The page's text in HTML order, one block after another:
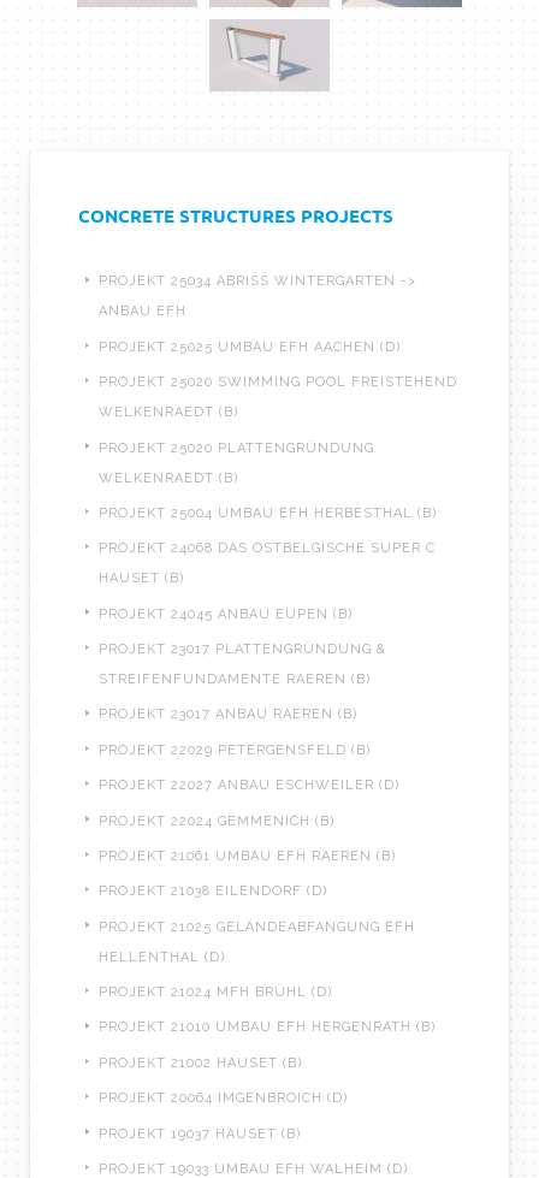
CONCRETE STRUCTURES PROJECTS
PROJEKT 25034 ABRISS WINTERGARTEN ->
ANBAU EFH
PROJEKT 25025 UMBAU EFH AACHEN (D)
PROJEKT 25020 SWIMMING POOL FREISTEHEND
WELKENRAEDT (B)
PROJEKT 25020 PLATTENGRÜNDUNG
WELKENRAEDT (B)
PROJEKT 25004 UMBAU EFH HERBESTHAL (B)
PROJEKT 24068 DAS OSTBELGISCHE SUPER C
HAUSET (B)
PROJEKT 24045 ANBAU EUPEN (B)
PROJEKT 23017 PLATTENGRÜNDUNG &
STREIFENFUNDAMENTE RAEREN (B)
PROJEKT 23017 ANBAU RAEREN (B)
PROJEKT 22029 PETERGENSFELD (B)
PROJEKT 22027 ANBAU ESCHWEILER (D)
PROJEKT 22024 GEMMENICH (B)
PROJEKT 21061 UMBAU EFH RAEREN (B)
PROJEKT 21038 EILENDORF (D)
PROJEKT 21025 GELÄNDEABFANGUNG EFH
HELLENTHAL (D)
PROJEKT 21024 MFH BRÜHL (D)
PROJEKT 21010 UMBAU EFH HERGENRATH (B)
PROJEKT 21002 HAUSET (B)
PROJEKT 20064 IMGENBROICH (D)
PROJEKT 19037 HAUSET (B)
PROJEKT 19033 UMBAU EFH WALHEIM (D)